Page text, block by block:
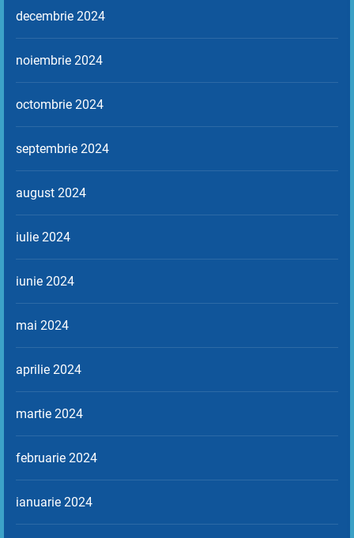
decembrie 2024
noiembrie 2024
octombrie 2024
septembrie 2024
august 2024
iulie 2024
iunie 2024
mai 2024
aprilie 2024
martie 2024
februarie 2024
ianuarie 2024